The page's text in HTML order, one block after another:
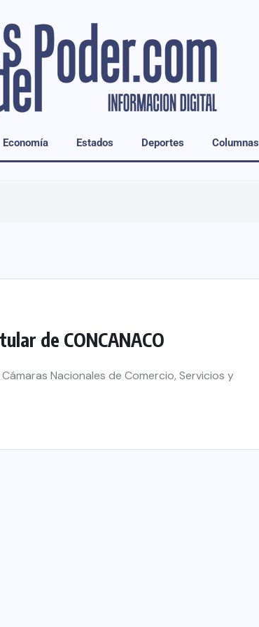
Economía Estados Deportes Columnas
de CONCANACO
Nacionales de Comercio, Servicios y